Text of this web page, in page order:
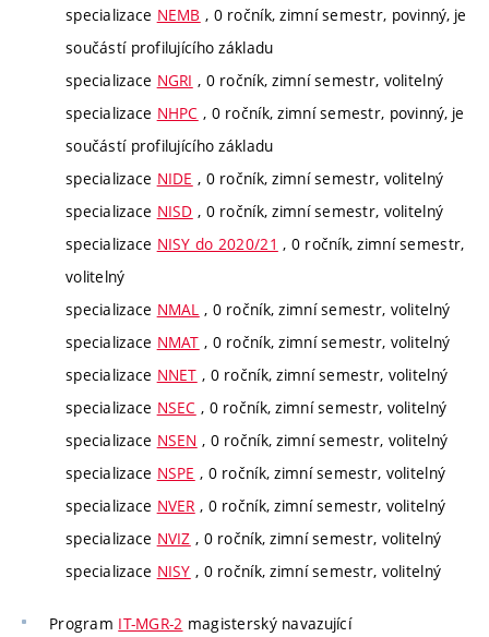
specializace NEMB , 0 ročník, zimní semestr, povinný, je
součástí profilujícího základu
specializace NGRI , 0 ročník, zimní semestr, volitelný
specializace NHPC , 0 ročník, zimní semestr, povinný, je
součástí profilujícího základu
specializace NIDE , 0 ročník, zimní semestr, volitelný
specializace NISD , 0 ročník, zimní semestr, volitelný
specializace NISY do 2020/21 , 0 ročník, zimní semestr,
volitelný
specializace NMAL , 0 ročník, zimní semestr, volitelný
specializace NMAT , 0 ročník, zimní semestr, volitelný
specializace NNET , 0 ročník, zimní semestr, volitelný
specializace NSEC , 0 ročník, zimní semestr, volitelný
specializace NSEN , 0 ročník, zimní semestr, volitelný
specializace NSPE , 0 ročník, zimní semestr, volitelný
specializace NVER , 0 ročník, zimní semestr, volitelný
specializace NVIZ , 0 ročník, zimní semestr, volitelný
specializace NISY , 0 ročník, zimní semestr, volitelný
Program IT-MGR-2 magisterský navazující